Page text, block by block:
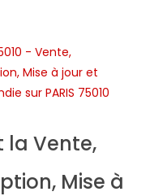
la Vente,
Mise à